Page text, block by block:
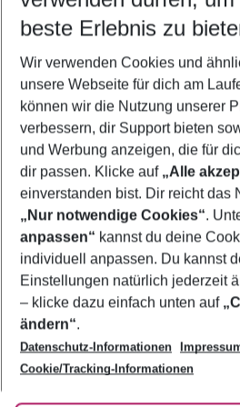
5-8 Nächte
2 Erwachsene Keine Kinder
Mehr Filter
Footer
Footer navigation
Über uns
AGB
Bestpreisgarantie
Cookie-Einstellungen ändern
Cookie-Richtlinie
Agenturbetreuung
Barrierefreies Reisen
Folge uns
beste Erlebnis zu
Wir verwenden Cookies und
unsere Webseite für dich am
können wir die Nutzung unserer
verbessern, dir Support bieten
und Werbung anzeigen, die für
dir passen. Klicke auf „Alle
einverstanden bist. Dir reicht das
„Nur notwendige Cookies“.
anpassen“ kannst du deine
individuell anpassen. Du kannst
Einstellungen natürlich jederzeit
– klicke dazu einfach unten auf
ändern“.
Datenschutz-Informationen
Cookie/Tracking-Informationen